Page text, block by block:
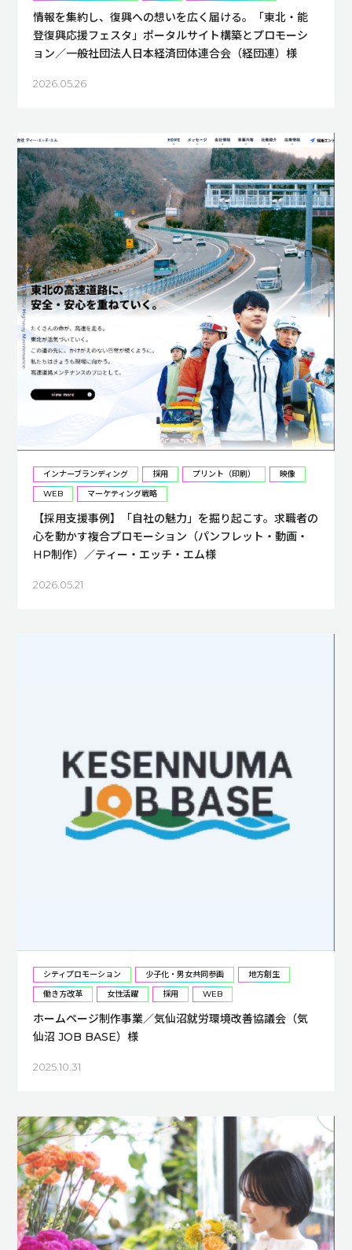
情報を集約し、復興への想いを広く届ける。「東北・能
登復興応援フェスタ」ポータルサイト構築とプロモーシ
ョン／一般社団法人日本経済団体連合会（経団連）様
2026.05.26
インナーブランディング 採用 プリント（印刷）
映像
WEB
マーケティング戦略
【採用支援事例】「自社の魅力」を掘り起こす。求職者の
心を動かす複合プロモーション（パンフレット・動画・
HP制作）／ティー・エッチ・エム様
2026.05.21
シティプロモーション 少子化・男女共同参画
地方創生
働き方改革
女性活躍 採用 WEB
ホームページ制作事業／気仙沼就労環境改善協議会（気
仙沼 JOB BASE）様
2025.10.31